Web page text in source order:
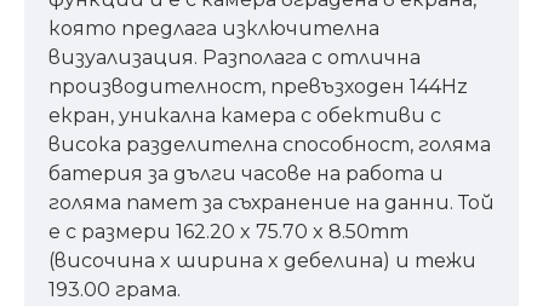
която предлага изключителна
визуализация. Разполага с отлична
производителност, превъзходен 144Hz
екран, уникална камера с обективи с
висока разделителна способност, голяма
батерия за дълги часове на работа и
голяма памет за съхранение на данни. Той
е с размери 162.20 x 75.70 x 8.50mm
(височина x ширина x дебелина) и тежи
193.00 грама.